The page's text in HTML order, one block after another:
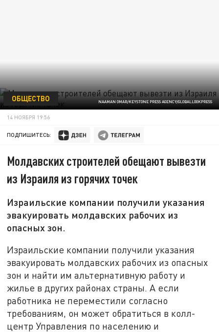
NAAMAN OMAR/KEYSTONE PRESS AGENCY/GLOBALLOOKPRESS
ОБЩЕСТВО
14 НОЯБРЯ 19:56
ПОДПИШИТЕСЬ:
Молдавских строителей обещают вывезти
из Израиля из горячих точек
Израильские компании получили указания
эвакуировать молдавских рабочих из
опасных зон.
Израильские компании получили указания
эвакуировать молдавских рабочих из опасных
зон и найти им альтернативную работу и
жилье в других районах страны. А если
работника не переместили согласно
требованиям, он может обратиться в колл-
центр Управления по населению и